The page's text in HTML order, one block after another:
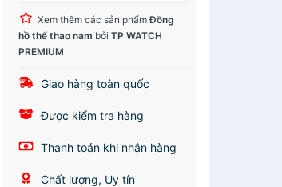
Xem thêm các sản phẩmĐồng
hồ thể thao nam bởiTP WATCH
PREMIUM
Giao hàng toàn quốc
Được kiểm tra hàng
Thanh toán khi nhận hàng
Chất lượng, Uy tín